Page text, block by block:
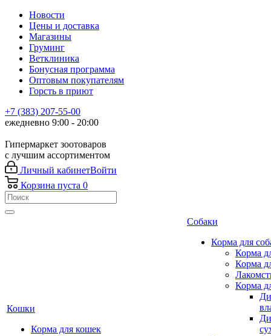
Новости
Цены и доставка
Магазины
Груминг
Ветклиника
Бонусная программа
Оптовым покупателям
Горсть в приют
+7 (383) 207-55-00
ежедневно 9:00 - 20:00
Гипермаркет зоотоваров
с лучшим ассортиментом
Личный кабинетВойти
Корзина пуста 0
Кошки
Корма для кошек
Собаки
Корма для
Корма
Корма
Корма